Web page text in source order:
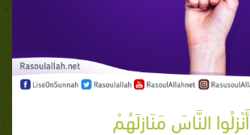
أَنْزِلُوا النَّاسَ مَنَازِلَهُمْ